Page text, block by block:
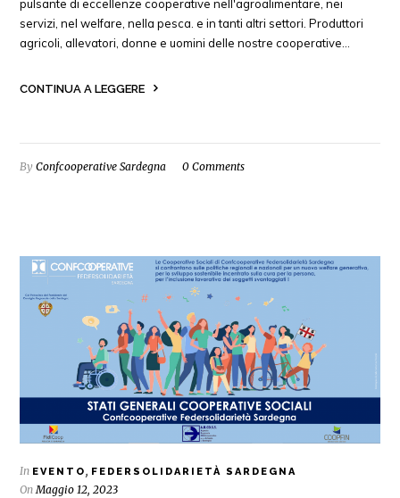
pulsante di eccellenze cooperative nell'agroalimentare, nei
servizi, nel welfare, nella pesca. e in tanti altri settori. Produttori
agricoli, allevatori, donne e uomini delle nostre cooperative…
CONTINUA A LEGGERE
ByConfcooperative Sardegna 0 Comments
In EVENTO, FEDERSOLIDARIETÀ SARDEGNA
OnMaggio 12, 2023